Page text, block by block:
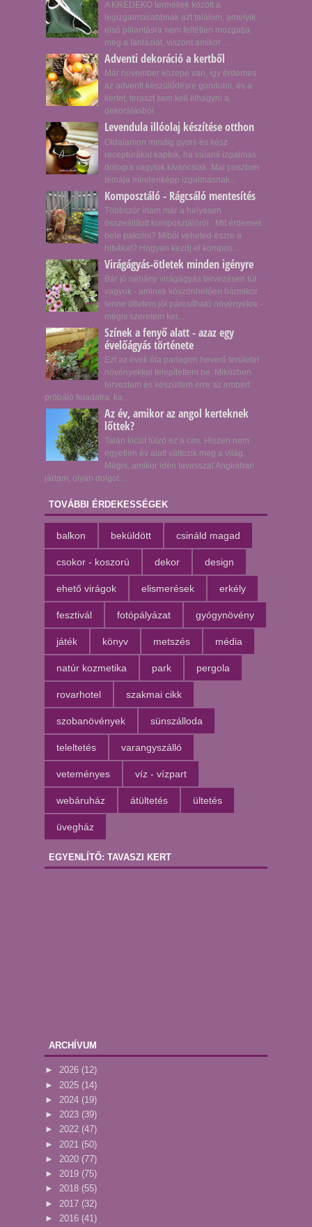
A KREDEKO termékek között a
legizgalmasabbnak azt találom, amelyik
első pillantásra nem feltétlen mozgatja
meg a fantáziát, viszont amikor ...
Adventi dekoráció a kertből
Már november közepe van, így érdemes
az adventi készülődésre gondolni, és a
kertet, teraszt sem kell kihagyni a
dekorálásból.
Levendula illóolaj készítése otthon
Oldalamon mindig gyors és kész
receptúrákat kaptok, ha valami izgalmas
dologra vagytok kíváncsiak. Mai posztom
témája mindenképp izgalmasnak...
Komposztáló - Rágcsáló mentesítés
Többször írtam már a helyesen
összeállított komposztálóról. Mit érdemes
bele pakolni? Miből veheted észre a
hibákat? Hogyan kezdj el kompos...
Virágágyás-ötletek minden igényre
Bár jó néhány virágágyás tervezésen túl
vagyok - aminek köszönhetően bármikor
lenne ötletem jól párosítható növényekre -
mégis szeretem ker...
Színek a fenyő alatt - azaz egy
évelőágyás története
Ezt az évek óta parlagon heverő területet
növényekkel telepítettem be. Miközben
terveztem és készültem erre az embert
próbáló feladatra, ka...
Az év, amikor az angol kerteknek
lőttek?
Talán kicsit túlzó ez a cím. Hiszen nem
egyetlen év alatt változik meg a világ.
Mégis, amikor idén tavasszal Angliában
jártam, olyan dolgot ...
TOVÁBBI ÉRDEKESSÉGEK
balkon beküldött csináld magad
csokor - koszorú dekor design
ehető virágok elismerések erkély
fesztivál fotópályázat gyógynövény
játék könyv metszés média
natúr kozmetika park pergola
rovarhotel szakmai cikk
szobanövények sünszálloda
teleltetés varangyszálló
veteményes víz - vízpart
webáruház átültetés ültetés
üvegház
EGYENLÍTŐ: TAVASZI KERT
ARCHÍVUM
► 2026 (12)
► 2025 (14)
► 2024 (19)
► 2023 (39)
► 2022 (47)
► 2021 (50)
► 2020 (77)
► 2019 (75)
► 2018 (55)
► 2017 (32)
► 2016 (41)